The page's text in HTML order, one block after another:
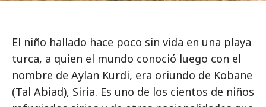
El niño hallado hace poco sin vida en una playa
turca, a quien el mundo conoció luego con el
nombre de Aylan Kurdi, era oriundo de Kobane
(Tal Abiad), Siria. Es uno de los cientos de niños